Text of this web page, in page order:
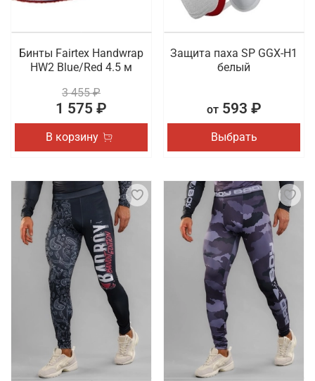
Бинты Fairtex Handwrap
HW2 Blue/Red 4.5 м
3 455 ₽
1 575 ₽
В корзину
Защита паха SP GGX-H1
белый
от593 ₽
Выбрать